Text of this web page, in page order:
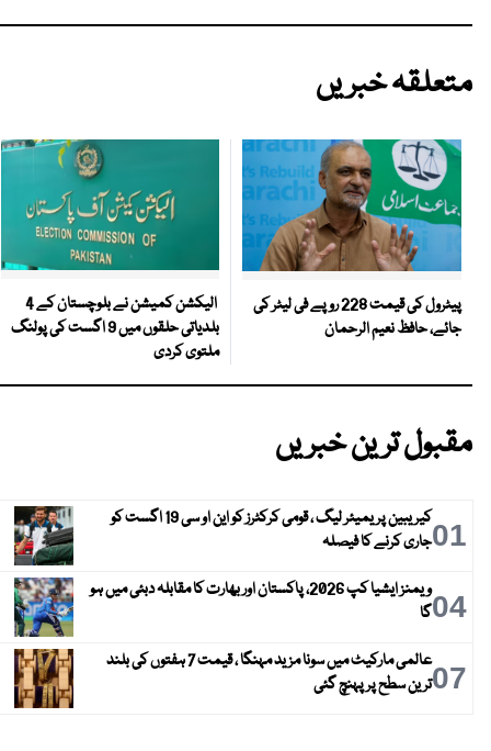
متعلقہ خبریں
پیٹرول کی قیمت 228 روپے فی لیٹر کی
جائے، حافظ نعیم الرحمان
الیکشن کمیشن نے بلوچستان کے 4
بلدیاتی حلقوں میں 9 اگست کی پولنگ
ملتوی کردی
مقبول ترین خبریں
01
کیریبین پریمیئر لیگ ، قومی کرکٹرز کو این او سی 19 اگست کو
جاری کرنے کا فیصلہ
04
ویمنز ایشیا کپ 2026، پاکستان اور بھارت کا مقابلہ دبئی میں ہو
گا
07
عالمی مارکیٹ میں سونا مزید مہنگا ، قیمت 7 ہفتوں کی بلند
ترین سطح پر پہنچ گئی